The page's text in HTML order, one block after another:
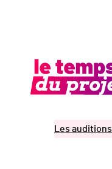
Les auditions